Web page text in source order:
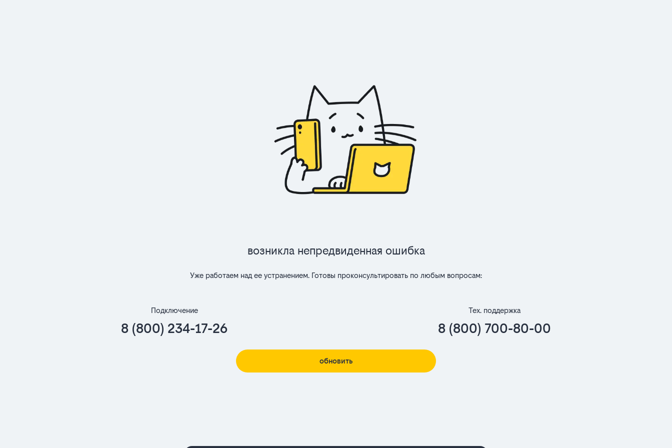
Возникла непредвиденная ошибка
Уже работаем над ее устранением. Готовы проконсультировать по любым вопросам:
Подключение
8 (800) 234-17-26
Тех. поддержка
8 (800) 700-80-00
обновить